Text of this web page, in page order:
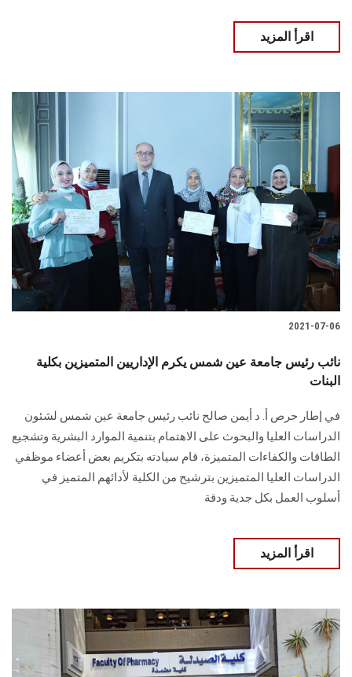
اقرأ المزيد
2021-07-06
نائب رئيس جامعة عين شمس يكرم الإداريين المتميزين بكلية
البنات
في إطار حرص أ. د أيمن صالح نائب رئيس جامعة عين شمس لشئون
الدراسات العليا والبحوث على الاهتمام بتنمية الموارد البشرية وتشجيع
الطاقات والكفاءات المتميزة، قام سيادته بتكريم بعض أعضاء موظفي
الدراسات العليا المتميزين بترشيح من الكلية لأدائهم المتميز في
أسلوب العمل بكل جدية ودقة
اقرأ المزيد